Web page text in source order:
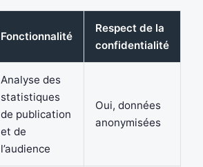
Fonctionnalité
Respect de la
confidentialité
Analyse des
statistiques
de publication
et de
l’audience
Oui, données
anonymisées